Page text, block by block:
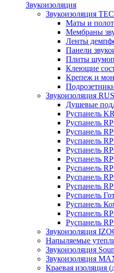
Звукоизоляция
Звукоизоляция
Маты и
Мембраны
Ленты
Панели
Плиты
Клеющие
Крепеж и
Звукоизоляция
Душевые
Руспанель
Руспанель
Руспанель
Руспанель
Руспанель
Руспанель
Руспанель
Руспанель
Руспанель
Руспанель
Руспанель
Руспанель
Руспанель
Звукоизоляция
Напыляемые
Звукоизоляция
Звукоизоляция
Краевая изоляция